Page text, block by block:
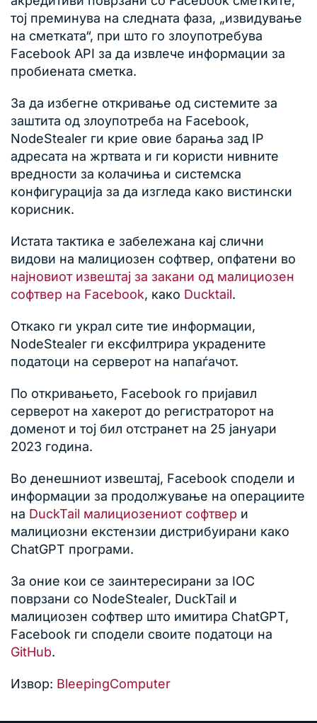
тој преминува на следната фаза, „извидување
на сметката“, при што го злоупотребува
Facebook API за да извлече информации за
пробиената сметка.
За да избегне откривање од системите за
заштита од злоупотреба на Facebook,
NodeStealer ги крие овие барања зад IP
адресата на жртвата и ги користи нивните
вредности за колачиња и системска
конфигурација за да изгледа како вистински
корисник.
Истата тактика е забележана кај слични
видови на малициозен софтвер, опфатени во
најновиот извештај за закани од малициозен
софтвер на Facebook, како Ducktail.
Откако ги украл сите тие информации,
NodeStealer ги ексфилтрира украдените
податоци на серверот на напаѓачот.
По откривањето, Facebook го пријавил
серверот на хакерот до регистраторот на
доменот и тој бил отстранет на 25 јануари
2023 година.
Во денешниот извештај, Facebook сподели и
информации за продолжување на операциите
на DuckTail малициозениот софтвер и
малициозни екстензии дистрибуирани како
ChatGPT програми.
За оние кои се заинтересирани за IOC
поврзани со NodeStealer, DuckTail и
малициозен софтвер што имитира ChatGPT,
Facebook ги сподели своите податоци на
GitHub.
Извор: BleepingComputer